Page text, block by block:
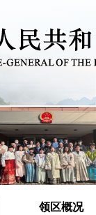
领区概况